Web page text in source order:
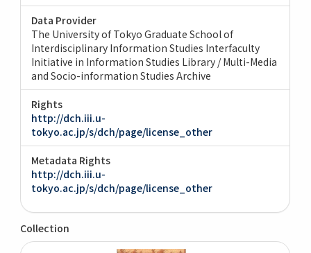
Data Provider
The University of Tokyo Graduate School of
Interdisciplinary Information Studies Interfaculty
Initiative in Information Studies Library / Multi-Media
and Socio-information Studies Archive
Rights
http://dch.iii.u-
tokyo.ac.jp/s/dch/page/license_other
Metadata Rights
http://dch.iii.u-
tokyo.ac.jp/s/dch/page/license_other
Collection